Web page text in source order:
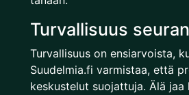
Turvallisuus
Turvallisuus on ensiarvoista,
Suudelmia.fi varmistaa, että
keskustelut suojattuja. Älä jaa